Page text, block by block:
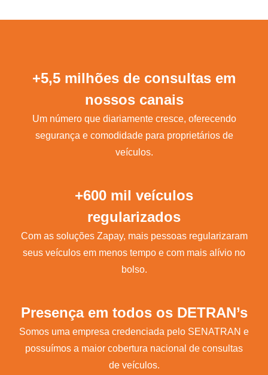
+5,5 milhões de consultas em
nossos canais
Um número que diariamente cresce, oferecendo
segurança e comodidade para proprietários de
veículos.
+600 mil veículos
regularizados
Com as soluções Zapay, mais pessoas regularizaram
seus veículos em menos tempo e com mais alívio no
bolso.
Presença em todos os DETRAN’s
Somos uma empresa credenciada pelo SENATRAN e
possuímos a maior cobertura nacional de consultas
de veículos.